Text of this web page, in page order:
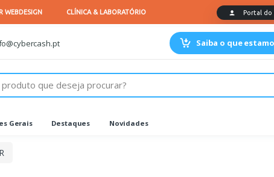
Saiba o que
Gerais Destaques Novidades